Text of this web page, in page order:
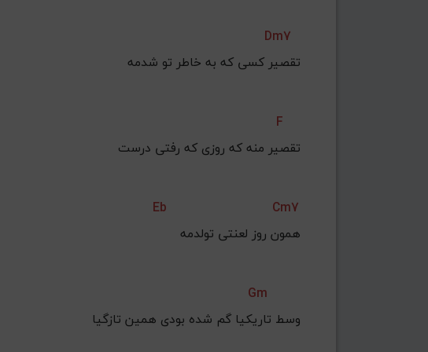
Dm7
تقصیر کسی که به خاطر تو شدمه
F
تقصیر منه که روزی که رفتی درست
Eb
Cm7
همون روز لعنتی تولدمه
Gm
وسط تاریکیا گم شده بودی همین تازگیا